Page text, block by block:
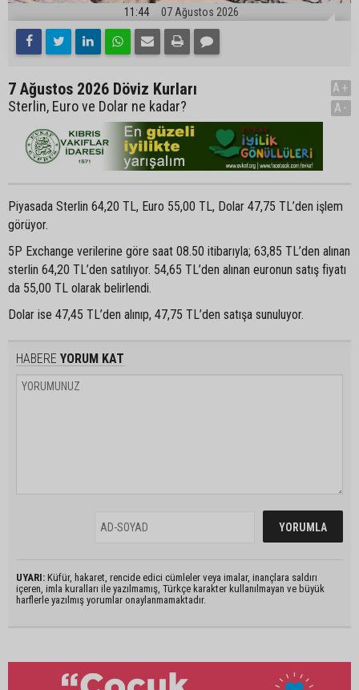
11:44 07 Ağustos 2026
7 Ağustos 2026 Döviz Kurları
Sterlin, Euro ve Dolar ne kadar?
A+
A-
Piyasada Sterlin 64,20 TL, Euro 55,00 TL, Dolar 47,75 TL’den işlem
görüyor.
5P Exchange verilerine göre saat 08.50 itibarıyla; 63,85 TL’den alınan
sterlin 64,20 TL’den satılıyor. 54,65 TL’den alınan euronun satış fiyatı
da 55,00 TL olarak belirlendi.
Dolar ise 47,45 TL’den alınıp, 47,75 TL’den satışa sunuluyor.
HABERE YORUM KAT
UYARI: Küfür, hakaret, rencide edici cümleler veya imalar, inançlara saldırı
içeren, imla kuralları ile yazılmamış, Türkçe karakter kullanılmayan ve büyük
harflerle yazılmış yorumlar onaylanmamaktadır.